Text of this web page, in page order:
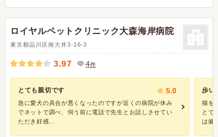
ロイヤルペットクリニック大森海岸病院
東京都品川区南大井3-16-3
3.97 4件
とても親切です 5.0
急に愛犬の具合が悪くなったのですが近くの病院が休み
でネットで調べ、伺う前に電話で先生とお話しさせてい
ただき好感...
歩い
猫を
とで
は健